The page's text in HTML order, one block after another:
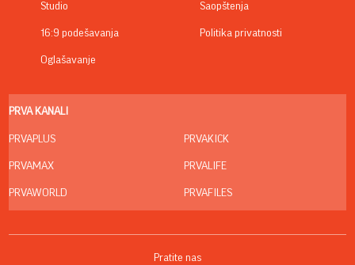
Studio
16:9 podešavanja
Oglašavanje
Saopštenja
Politika privatnosti
PRVA KANALI
PRVAPLUS
PRVAMAX
PRVAWORLD
PRVAKICK
PRVALIFE
PRVAFILES
Pratite nas